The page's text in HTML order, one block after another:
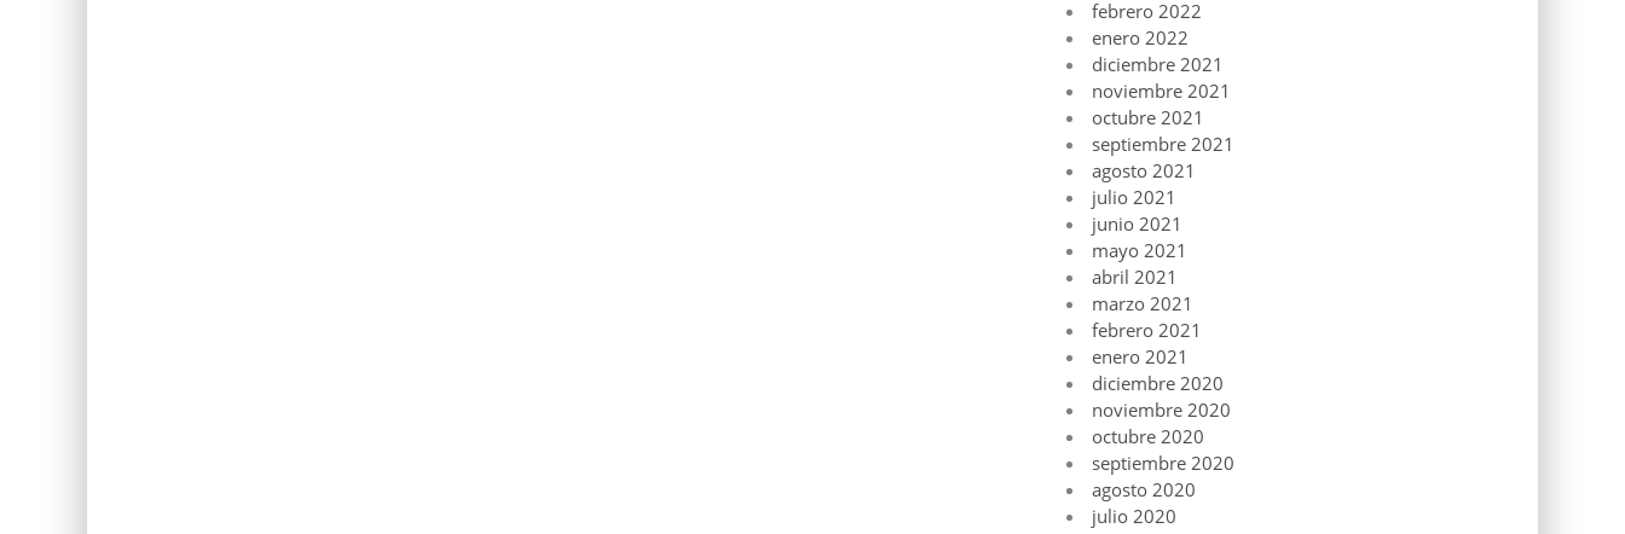
febrero 2022
enero 2022
diciembre 2021
noviembre 2021
octubre 2021
septiembre 2021
agosto 2021
julio 2021
junio 2021
mayo 2021
abril 2021
marzo 2021
febrero 2021
enero 2021
diciembre 2020
noviembre 2020
octubre 2020
septiembre 2020
agosto 2020
julio 2020